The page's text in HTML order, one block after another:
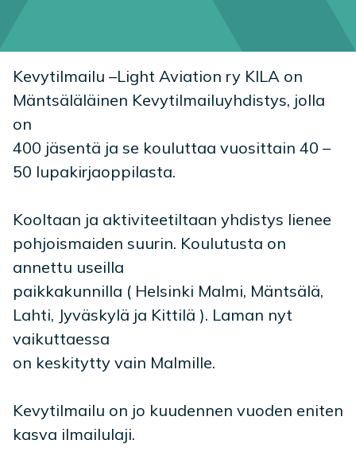
Kevytilmailu –Light Aviation ry KILA on
Mäntsäläläinen Kevytilmailuyhdistys, jolla
on
400 jäsentä ja se kouluttaa vuosittain 40 –
50 lupakirjaoppilasta.
Kooltaan ja aktiviteetiltaan yhdistys lienee
pohjoismaiden suurin. Koulutusta on
annettu useilla
paikkakunnilla ( Helsinki Malmi, Mäntsälä,
Lahti, Jyväskylä ja Kittilä ). Laman nyt
vaikuttaessa
on keskitytty vain Malmille.
Kevytilmailu on jo kuudennen vuoden eniten
kasva ilmailulaji.